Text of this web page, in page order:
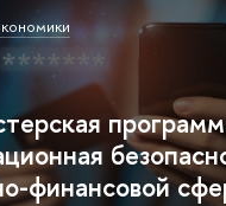
финансовой